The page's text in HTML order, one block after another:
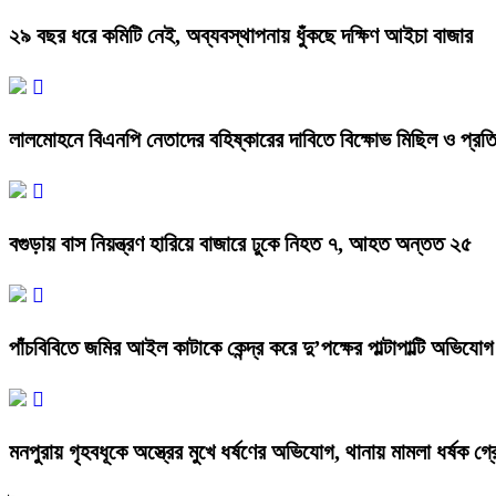
২৯ বছর ধরে কমিটি নেই, অব্যবস্থাপনায় ধুঁকছে দক্ষিণ আইচা বাজার
লালমোহনে বিএনপি নেতাদের বহিষ্কারের দাবিতে বিক্ষোভ মিছিল ও
বগুড়ায় বাস নিয়ন্ত্রণ হারিয়ে বাজারে ঢুকে নিহত ৭, আহত অন্তত ২৫
পাঁচবিবিতে জমির আইল কাটাকে কেন্দ্র করে দু’পক্ষের পাল্টাপাল্টি
মনপুরায় গৃহবধূকে অস্ত্রের মুখে ধর্ষণের অভিযোগ, থানায় মামলা ধর্ষক